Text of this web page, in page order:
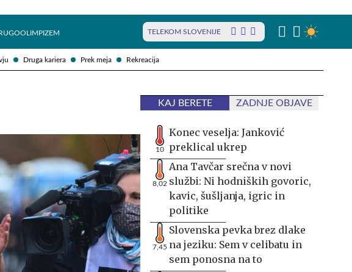
Druga kariera Prek meja Rekreacija
OLIMPIZEM TELEKOM SLOVENIJE
KAJ BERETE ZADNJE OBJAVE
10
Konec veselja: Janković
preklical ukrep
8,02
Ana Tavčar srečna v novi
službi: Ni hodniških govoric,
kavic, šušljanja, igric in
politike
7,45
Slovenska pevka brez dlake
na jeziku: Sem v celibatu in
sem ponosna na to